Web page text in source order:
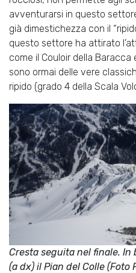
avventurarsi in questo
già dimestichezza con il
questo settore ha attirato
come il Couloir della Baracca
sono ormai delle vere
ripido (grado 4 della Scala
Cresta seguita nel finale. In
(a dx) il Pian del Colle (Foto